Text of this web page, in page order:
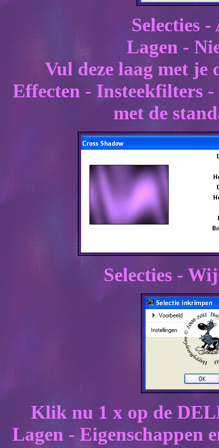
Selecties -
Lagen -
Vul deze laag met
Effecten - Insteekfilters
met de
Selecties -
Klik nu 1 x op de
Lagen - Eigenschappen